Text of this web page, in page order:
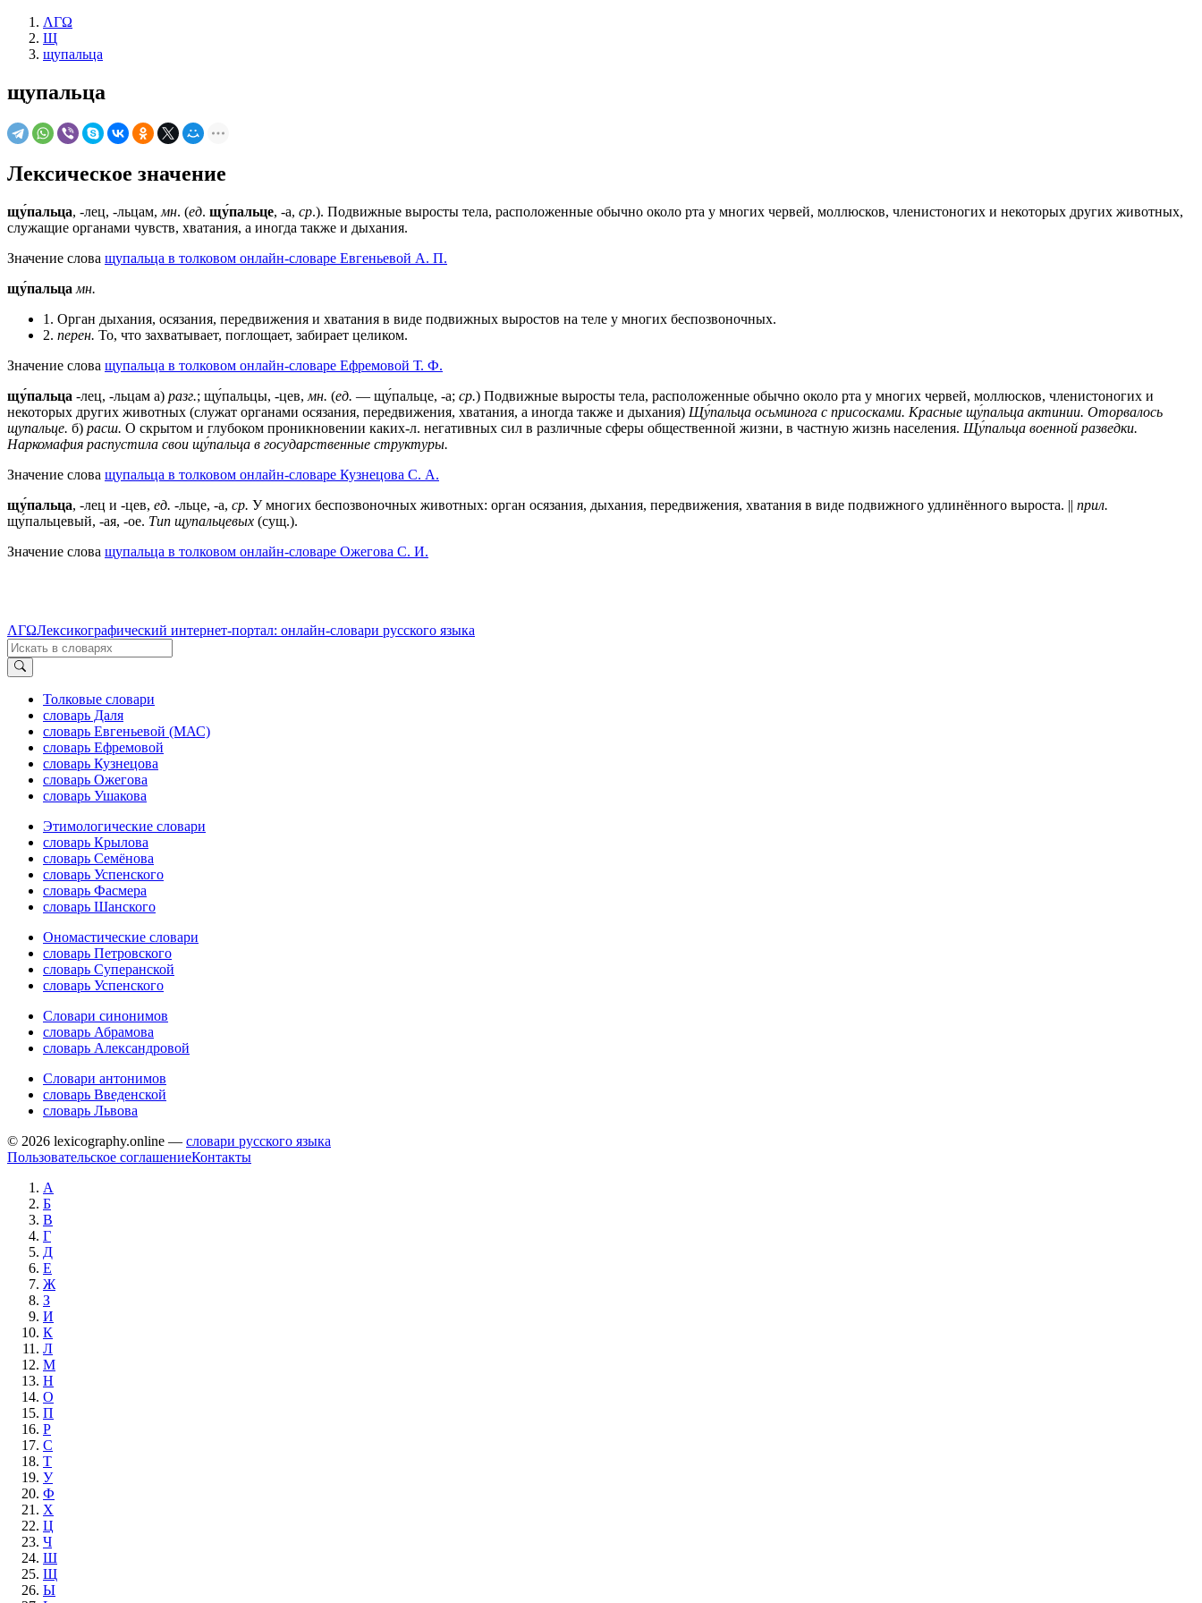
ΛΓΩ
Щ
щупальца
щупальца
Лексическое значение
щу́пальца, -лец, -льцам, мн. (ед. щу́пальце, -а, ср.). Подвижные выросты тела, расположенные обычно около рта у многих червей, моллюсков, членистоногих и некоторых других животных,
служащие органами чувств, хватания, а иногда также и дыхания.
Значение слова щупальца в толковом онлайн-словаре Евгеньевой А. П.
щу́пальца мн.
1. Орган дыхания, осязания, передвижения и хватания в виде подвижных выростов на теле у многих беспозвоночных.
2. перен. То, что захватывает, поглощает, забирает целиком.
Значение слова щупальца в толковом онлайн-словаре Ефремовой Т. Ф.
щу́пальца -лец, -льцам а) разг.; щу́пальцы, -цев, мн. (ед. — щу́пальце, -а; ср.) Подвижные выросты тела, расположенные обычно около рта у многих червей, моллюсков, членистоногих и
некоторых других животных (служат органами осязания, передвижения, хватания, а иногда также и дыхания) Щу́пальца осьминога с присосками. Красные щу́пальца актинии. Оторвалось
щупальце. б) расш. О скрытом и глубоком проникновении каких-л. негативных сил в различные сферы общественной жизни, в частную жизнь населения. Щу́пальца военной разведки.
Наркомафия распустила свои щу́пальца в государственные структуры.
Значение слова щупальца в толковом онлайн-словаре Кузнецова С. А.
щу́пальца, -лец и -цев, ед. -льце, -а, ср. У многих беспозвоночных животных: орган осязания, дыхания, передвижения, хватания в виде подвижного удлинённого выроста. || прил.
щу́пальцевый, -ая, -ое. Тип щупальцевых (сущ.).
Значение слова щупальца в толковом онлайн-словаре Ожегова C. И.
ΛΓΩЛексикографический интернет-портал: онлайн-словари русского языка
Толковые словари
словарь Даля
словарь Евгеньевой (МАС)
словарь Ефремовой
словарь Кузнецова
словарь Ожегова
словарь Ушакова
Этимологические словари
словарь Крылова
словарь Семёнова
словарь Успенского
словарь Фасмера
словарь Шанского
Ономастические словари
словарь Петровского
словарь Суперанской
словарь Успенского
Словари синонимов
словарь Абрамова
словарь Александровой
Словари антонимов
словарь Введенской
словарь Львова
© 2026 lexicography.online — словари русского языка
Пользовательское соглашениеКонтакты
А
Б
В
Г
Д
Е
Ж
З
И
К
Л
М
Н
О
П
Р
С
Т
У
Ф
Х
Ц
Ч
Ш
Щ
Ы